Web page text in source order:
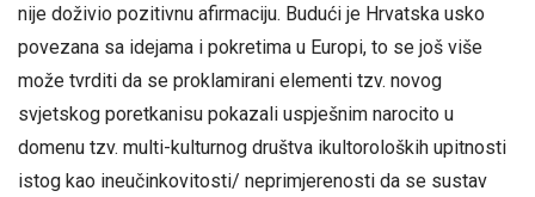
nije doživio pozitivnu afirmaciju. Budući je Hrvatska usko
povezana sa idejama i pokretima u Europi, to se još više
može tvrditi da se proklamirani elementi tzv. novog
svjetskog poretkanisu pokazali uspješnim narocito u
domenu tzv. multi-kulturnog društva ikultoroloških upitnosti
istog kao ineučinkovitosti/ neprimjerenosti da se sustav